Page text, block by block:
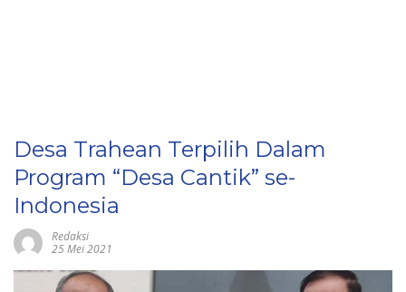
Desa Trahean Terpilih Dalam
Program “Desa Cantik” se-
Indonesia
Redaksi
25 Mei 2021